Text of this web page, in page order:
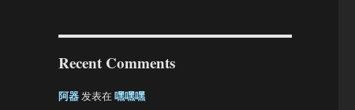
Recent Comments
阿器发表在嘿嘿嘿